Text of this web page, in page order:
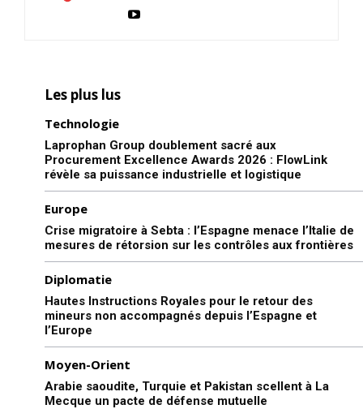
Les plus lus
Technologie
Laprophan Group doublement sacré aux
Procurement Excellence Awards 2026 : FlowLink
révèle sa puissance industrielle et logistique
Europe
Crise migratoire à Sebta : l’Espagne menace l’Italie de
mesures de rétorsion sur les contrôles aux frontières
Diplomatie
Hautes Instructions Royales pour le retour des
mineurs non accompagnés depuis l’Espagne et
l’Europe
Moyen-Orient
Arabie saoudite, Turquie et Pakistan scellent à La
Mecque un pacte de défense mutuelle